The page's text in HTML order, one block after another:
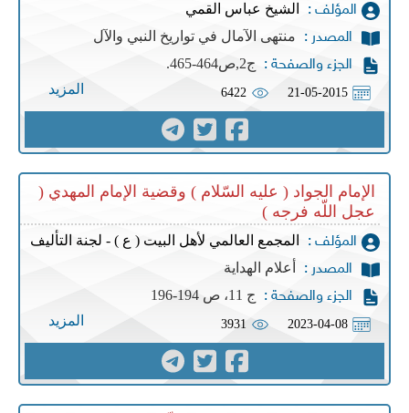
المؤلف : الشيخ عباس القمي
المصدر : منتهى الآمال في تواريخ النبي والآل
الجزء والصفحة : ج2,ص464-465.
21-05-2015
6422 المزيد
الإمام الجواد ( عليه السّلام ) وقضية الإمام المهدي (
عجل اللّه فرجه )
المؤلف : المجمع العالمي لأهل البيت ( ع ) - لجنة التأليف
المصدر : أعلام الهداية
الجزء والصفحة : ج 11، ص 194-196
2023-04-08
3931 المزيد